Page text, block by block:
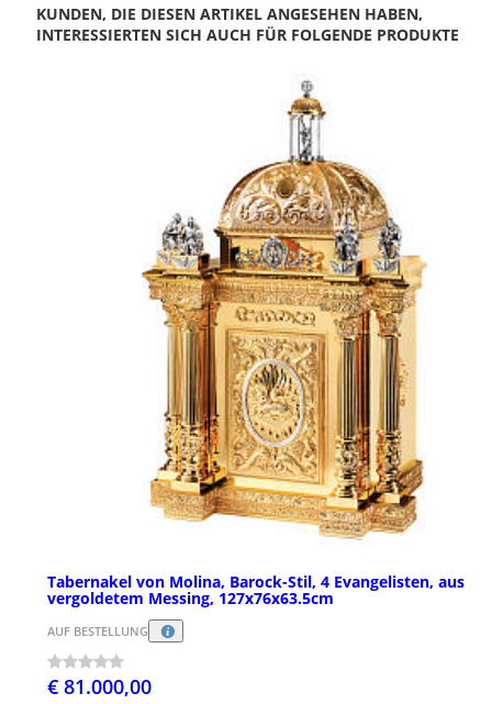
KUNDEN, DIE DIESEN ARTIKEL ANGESEHEN HABEN,
INTERESSIERTEN SICH AUCH FÜR FOLGENDE PRODUKTE
Tabernakel von Molina, Barock-Stil, 4 Evangelisten, aus
vergoldetem Messing, 127x76x63.5cm
AUF BESTELLUNG
€ 81.000,00